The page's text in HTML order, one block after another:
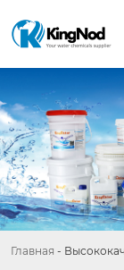
Главная -